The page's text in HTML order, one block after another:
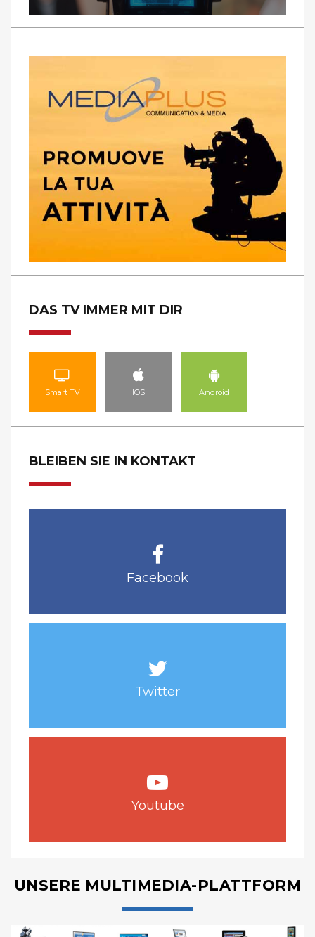
DAS TV IMMER MIT DIR
Smart TV IOS Android
BLEIBEN SIE IN KONTAKT
Facebook
Twitter
Youtube
UNSERE MULTIMEDIA-PLATTFORM